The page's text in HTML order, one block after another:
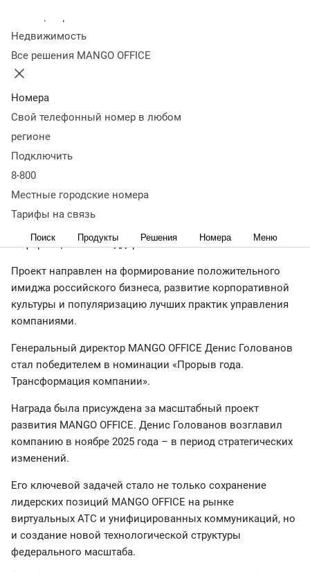
Недвижимость
Все решения MANGO OFFICE
Номера
Свой телефонный номер в любом
регионе
Подключить
8-800
Местные городские номера
Тарифы на связь
Поиск Продукты Решения Номера Меню
лидеры» при
информационной
поддержке Forbes Club
02 июня3 687
Денис Голованов победил в номинации «Прорыв года.
Трансформация компании».
28 мая 2026 года в особняке Дом Смирнова состоялась
информационной поддержке Forbes Club.
Проект направлен на формирование положительного
имиджа российского бизнеса, развитие корпоративной
культуры и популяризацию лучших практик управления
компаниями.
Генеральный директор MANGO OFFICE Денис Голованов
стал победителем в номинации «Прорыв года.
Трансформация компании».
Награда была присуждена за масштабный проект
развития MANGO OFFICE. Денис Голованов возглавил
компанию в ноябре 2025 года – в период стратегических
изменений.
Его ключевой задачей стало не только сохранение
лидерских позиций MANGO OFFICE на рынке
виртуальных АТС и унифицированных коммуникаций, но
и создание новой технологической структуры
федерального масштаба.